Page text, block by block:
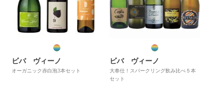
ビバ ヴィーノ
オーガニック赤白泡3本セット
ビバ ヴィーノ
大奉仕！スパークリング飲み比べ５本
セット